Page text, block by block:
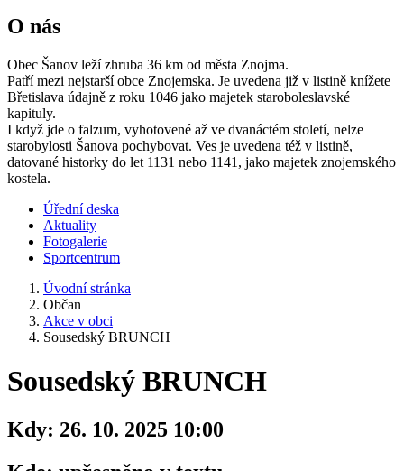
O nás
Obec Šanov leží zhruba 36 km od města Znojma.
Patří mezi nejstarší obce Znojemska. Je uvedena již v listině knížete
Břetislava údajně z roku 1046 jako majetek staroboleslavské
kapituly.
I když jde o falzum, vyhotovené až ve dvanáctém století, nelze
starobylosti Šanova pochybovat. Ves je uvedena též v listině,
datované historky do let 1131 nebo 1141, jako majetek znojemského
kostela.
Úřední deska
Aktuality
Fotogalerie
Sportcentrum
Úvodní stránka
Občan
Akce v obci
Sousedský BRUNCH
Sousedský BRUNCH
Kdy: 26. 10. 2025 10:00